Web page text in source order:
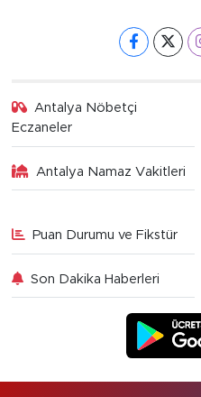
Antalya Nöbetçi
Eczaneler
Antalya Namaz Vakitleri
Puan Durumu ve Fikstür
Son Dakika Haberleri